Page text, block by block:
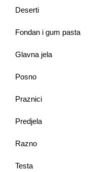
Deserti
Fondan i gum pasta
Glavna jela
Posno
Praznici
Predjela
Razno
Testa